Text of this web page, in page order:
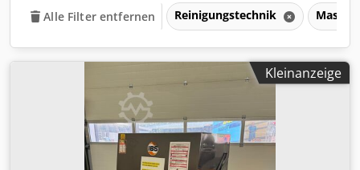
Alle Filter entfernen Reinigungstechnik
Kleinanzeige